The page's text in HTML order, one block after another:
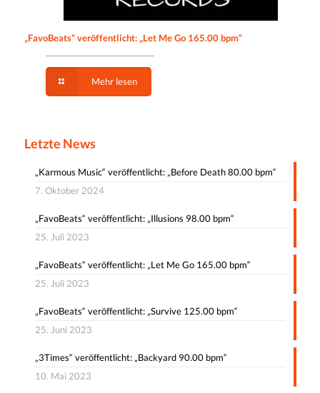
„FavoBeats“ veröffentlicht: „Let Me Go 165.00 bpm“
Mehr lesen
Letzte News
„Karmous Music“ veröffentlicht: „Before Death 80.00 bpm“
7. Oktober 2024
„FavoBeats“ veröffentlicht: „Illusions 98.00 bpm“
25. Juli 2023
„FavoBeats“ veröffentlicht: „Let Me Go 165.00 bpm“
25. Juli 2023
„FavoBeats“ veröffentlicht: „Survive 125.00 bpm“
25. Juni 2023
„3Times“ veröffentlicht: „Backyard 90.00 bpm“
10. Mai 2023